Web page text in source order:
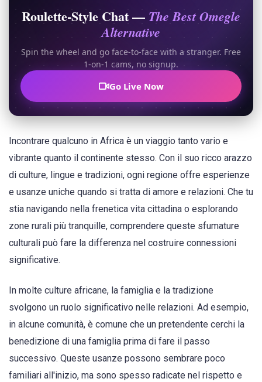
Roulette-Style Chat — The Best Omegle
Alternative
Spin the wheel and go face-to-face with a stranger. Free
1-on-1 cams, no signup.
Go Live Now
Incontrare qualcuno in Africa è un viaggio tanto vario e
vibrante quanto il continente stesso. Con il suo ricco arazzo
di culture, lingue e tradizioni, ogni regione offre esperienze
e usanze uniche quando si tratta di amore e relazioni. Che tu
stia navigando nella frenetica vita cittadina o esplorando
zone rurali più tranquille, comprendere queste sfumature
culturali può fare la differenza nel costruire connessioni
significative.
In molte culture africane, la famiglia e la tradizione
svolgono un ruolo significativo nelle relazioni. Ad esempio,
in alcune comunità, è comune che un pretendente cerchi la
benedizione di una famiglia prima di fare il passo
successivo. Queste usanze possono sembrare poco
familiari all'inizio, ma sono spesso radicate nel rispetto e